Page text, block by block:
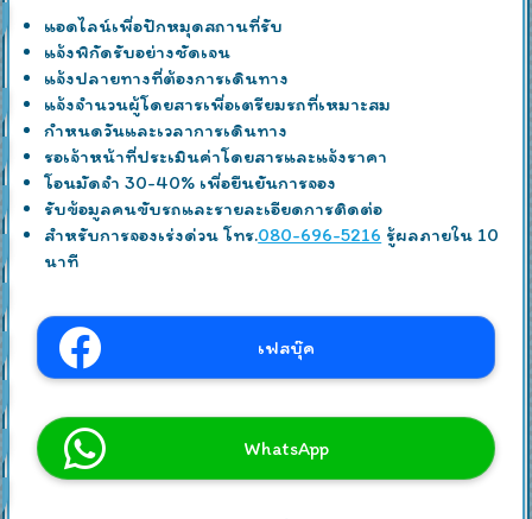
แอดไลน์เพื่อปักหมุดสถานที่รับ
แจ้งพิกัดรับอย่างชัดเจน
แจ้งปลายทางที่ต้องการเดินทาง
แจ้งจำนวนผู้โดยสารเพื่อเตรียมรถที่เหมาะสม
กำหนดวันและเวลาการเดินทาง
รอเจ้าหน้าที่ประเมินค่าโดยสารและแจ้งราคา
โอนมัดจำ 30-40% เพื่อยืนยันการจอง
รับข้อมูลคนขับรถและรายละเอียดการติดต่อ
สำหรับการจองเร่งด่วน โทร.080-696-5216 รู้ผลภายใน 10
นาที
เฟสบุ๊ค
WhatsApp